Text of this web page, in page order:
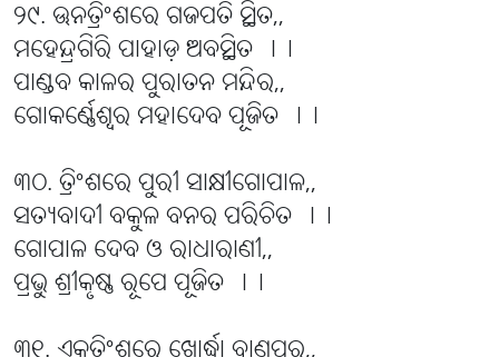
୨୯. ଊନତ୍ରିଂଶରେ ଗଜପତି ସ୍ଥିତ,,
ମହେନ୍ଦ୍ରଗିରି ପାହାଡ଼ ଅବସ୍ଥିତ ।।
ପାଣ୍ଡବ କାଳର ପୁରାତନ ମନ୍ଦିର,,
ଗୋକର୍ଣ୍ଣେଶ୍ୱର ମହାଦେବ ପୂଜିତ ।।
୩୦. ତ୍ରିଂଶରେ ପୁରୀ ସାକ୍ଷୀଗୋପାଳ,,
ସତ୍ୟବାଦୀ ବକୁଳ ବନର ପରିଚିତ ।।
ଗୋପାଳ ଦେବ ଓ ରାଧାରାଣୀ,,
ପ୍ରଭୁ ଶ୍ରୀକୃଷ୍ଣ ରୂପେ ପୂଜିତ ।।